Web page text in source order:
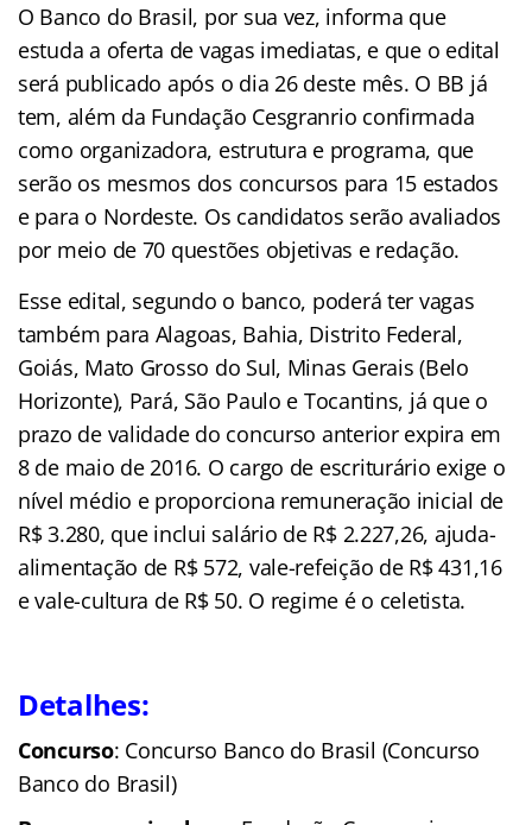
O Banco do Brasil, por sua vez, informa que
estuda a oferta de vagas imediatas, e que o edital
será publicado após o dia 26 deste mês. O BB já
tem, além da Fundação Cesgranrio confirmada
como organizadora, estrutura e programa, que
serão os mesmos dos concursos para 15 estados
e para o Nordeste. Os candidatos serão avaliados
por meio de 70 questões objetivas e redação.
Esse edital, segundo o banco, poderá ter vagas
também para Alagoas, Bahia, Distrito Federal,
Goiás, Mato Grosso do Sul, Minas Gerais (Belo
Horizonte), Pará, São Paulo e Tocantins, já que o
prazo de validade do concurso anterior expira em
8 de maio de 2016. O cargo de escriturário exige o
nível médio e proporciona remuneração inicial de
R$ 3.280, que inclui salário de R$ 2.227,26, ajuda-
alimentação de R$ 572, vale-refeição de R$ 431,16
e vale-cultura de R$ 50. O regime é o celetista.
Detalhes:
Concurso: Concurso Banco do Brasil (Concurso
Banco do Brasil)